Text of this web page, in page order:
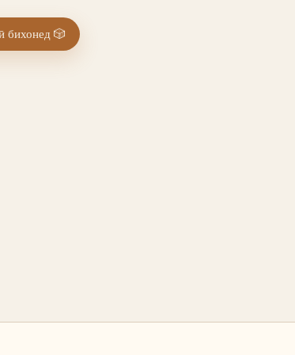
бихонед 🎲